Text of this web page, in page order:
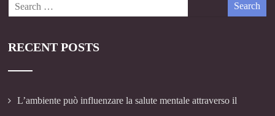
RECENT POSTS
L’ambiente può influenzare la salute mentale attraverso il